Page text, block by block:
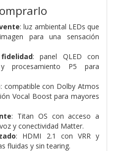
: luz ambiental LEDs que
para una sensación
: panel QLED con
procesamiento P5 para
: compatible con Dolby Atmos
Vocal Boost para mayores
: Titan OS con acceso a
y conectividad Matter.
: HDMI 2.1 con VRR y
fluidas y sin tearing.